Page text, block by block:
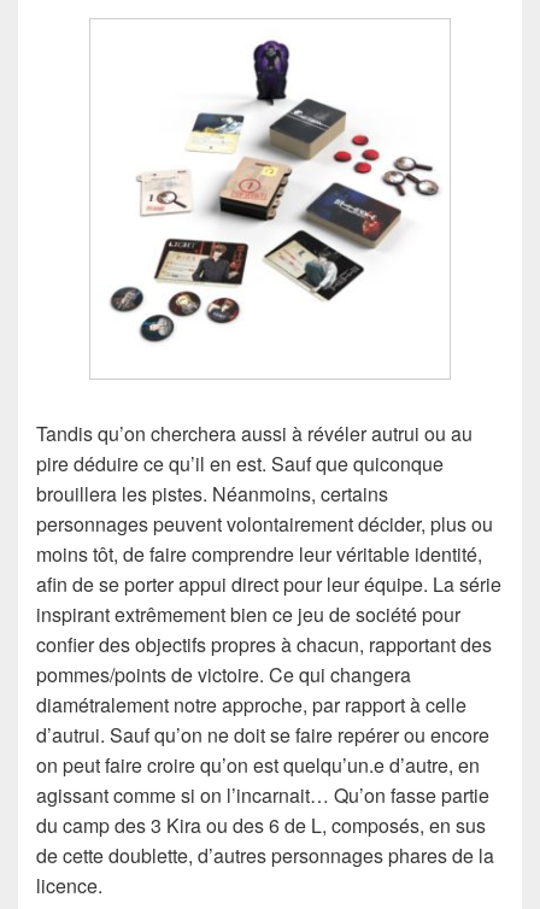
Tandis qu’on cherchera aussi à révéler autrui ou au
pire déduire ce qu’il en est. Sauf que quiconque
brouillera les pistes. Néanmoins, certains
personnages peuvent volontairement décider, plus ou
moins tôt, de faire comprendre leur véritable identité,
afin de se porter appui direct pour leur équipe. La série
inspirant extrêmement bien ce jeu de société pour
confier des objectifs propres à chacun, rapportant des
pommes/points de victoire. Ce qui changera
diamétralement notre approche, par rapport à celle
d’autrui. Sauf qu’on ne doit se faire repérer ou encore
on peut faire croire qu’on est quelqu’un.e d’autre, en
agissant comme si on l’incarnait… Qu’on fasse partie
du camp des 3 Kira ou des 6 de L, composés, en sus
de cette doublette, d’autres personnages phares de la
licence.